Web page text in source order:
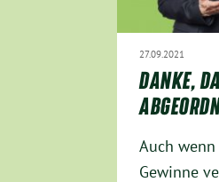
27.09.2021
DANKE,
Auch
Gewinne